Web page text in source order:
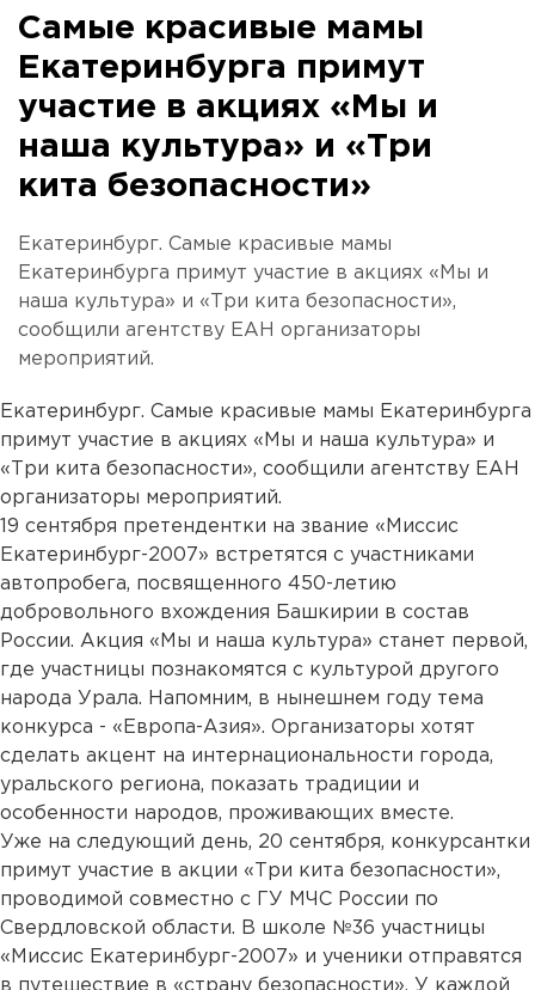
Самые красивые мамы
Екатеринбурга примут
участие в акциях «Мы и
наша культура» и «Три
кита безопасности»
Екатеринбург. Самые красивые мамы
Екатеринбурга примут участие в акциях «Мы и
наша культура» и «Три кита безопасности»,
сообщили агентству ЕАН организаторы
мероприятий.
Екатеринбург. Самые красивые мамы Екатеринбурга
примут участие в акциях «Мы и наша культура» и
«Три кита безопасности», сообщили агентству ЕАН
организаторы мероприятий.
19 сентября претендентки на звание «Миссис
Екатеринбург-2007» встретятся с участниками
автопробега, посвященного 450-летию
добровольного вхождения Башкирии в состав
России. Акция «Мы и наша культура» станет первой,
где участницы познакомятся с культурой другого
народа Урала. Напомним, в нынешнем году тема
конкурса - «Европа-Азия». Организаторы хотят
сделать акцент на интернациональности города,
уральского региона, показать традиции и
особенности народов, проживающих вместе.
Уже на следующий день, 20 сентября, конкурсантки
примут участие в акции «Три кита безопасности»,
проводимой совместно с ГУ МЧС России по
Свердловской области. В школе №36 участницы
«Миссис Екатеринбург-2007» и ученики отправятся
в путешествие в «страну безопасности». У каждой